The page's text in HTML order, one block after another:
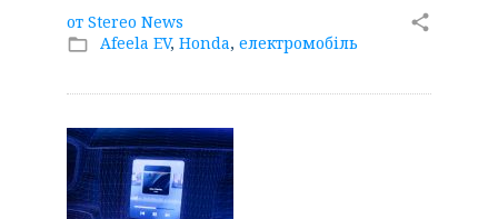
от Stereo News
folder_open Afeela EV, Honda, електромобіль
share